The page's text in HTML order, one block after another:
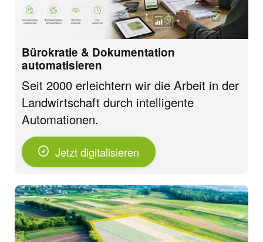
Bürokratie & Dokumentation
automatisieren
Seit 2000 erleichtern wir die Arbeit in der
Landwirtschaft durch intelligente
Automationen.
Jetzt digitalisieren